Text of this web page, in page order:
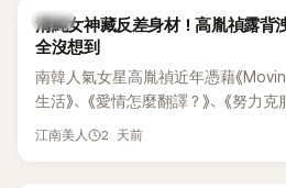
韓星
清純女神藏反差身材！高胤禎露背
全沒想到
南韓人氣女星高胤禎近年憑藉《
生活》、《愛情怎麼翻譯？》、《努力
作品，躍升為韓劇新一代女神代表，
江南美人 2 天前